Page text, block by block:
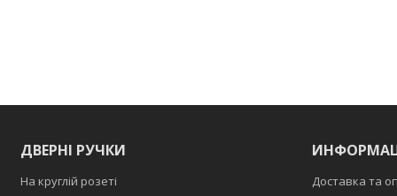
ДВЕРНІ РУЧКИ
На круглій розеті
Доставка та